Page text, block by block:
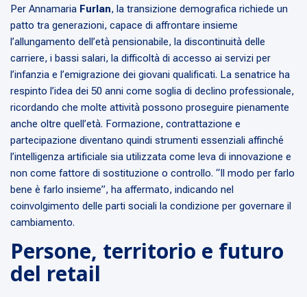
Per Annamaria Furlan, la transizione demografica richiede un
patto tra generazioni, capace di affrontare insieme
l’allungamento dell’età pensionabile, la discontinuità delle
carriere, i bassi salari, la difficoltà di accesso ai servizi per
l’infanzia e l’emigrazione dei giovani qualificati. La senatrice ha
respinto l’idea dei 50 anni come soglia di declino professionale,
ricordando che molte attività possono proseguire pienamente
anche oltre quell’età. Formazione, contrattazione e
partecipazione diventano quindi strumenti essenziali affinché
l’intelligenza artificiale sia utilizzata come leva di innovazione e
non come fattore di sostituzione o controllo. “Il modo per farlo
bene è farlo insieme”, ha affermato, indicando nel
coinvolgimento delle parti sociali la condizione per governare il
cambiamento.
Persone, territorio e futuro
del retail